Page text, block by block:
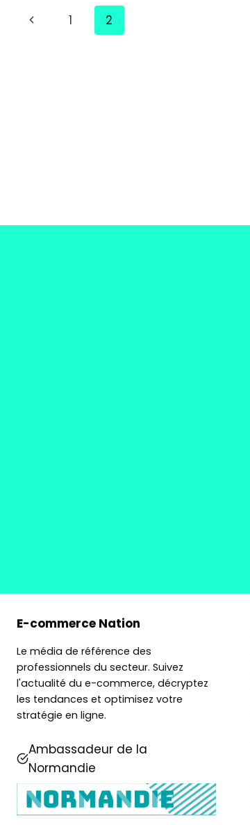
SOLUTION
TOUT-
EN-
Navigation
Page
1 2
E-commerce Nation
Le média de référence des
professionnels du secteur. Suivez
l'actualité du e-commerce, décryptez
les tendances et optimisez votre
stratégie en ligne.
Ambassadeur de la
Normandie